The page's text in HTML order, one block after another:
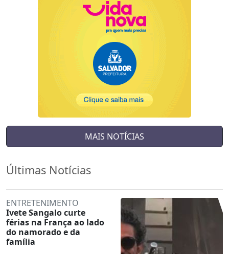
MAIS NOTÍCIAS
Últimas Notícias
ENTRETENIMENTO
Ivete Sangalo curte
férias na França ao lado
do namorado e da
família